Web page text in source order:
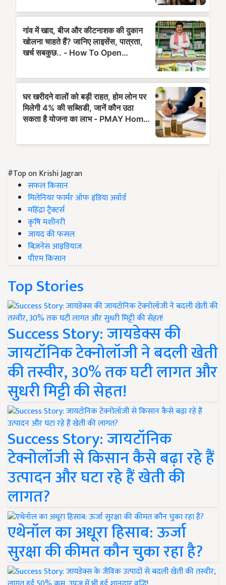
#Top on Krishi Jagran
सफल किसान
मिलेनियर फार्मर ऑफ इंडिया अवॉर्ड
महिंद्रा ट्रैक्टर्स
कृषि मशीनरी
जायद की फसल
बिज़नेस आइडियाज
पीएम किसान
Top Stories
Success Story: जायडेक्स की
जायटॉनिक टेक्नोलॉजी ने बदली खेती
की तस्वीर, 30% तक घटी लागत और
सुधरी मिट्टी की सेहत!
Success Story: जायटॉनिक
टेक्नोलॉजी से किसान कैसे बढ़ा रहे हैं
उत्पादन और घटा रहे हैं खेती की
लागत?
एथेनॉल का अधूरा हिसाब: ऊर्जा
सुरक्षा की कीमत कौन चुका रहा है?